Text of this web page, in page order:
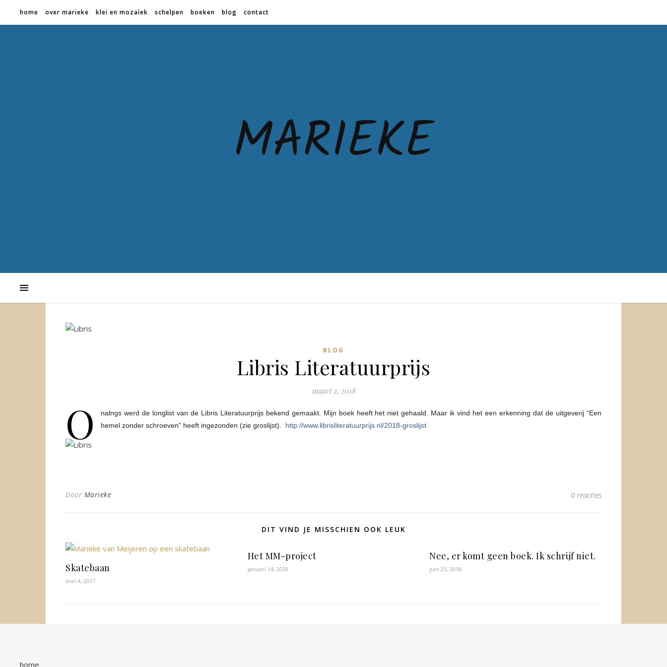
home over marieke klei en mozaïek schelpen boeken blog contact
MARIEKE
BLOG
Libris Literatuurprijs
maart 2, 2018
O
nalngs werd de longlist van de Libris Literatuurprijs bekend gemaakt. Mijn boek heeft het niet gehaald. Maar ik vind het een erkenning dat de uitgeverij “Een
hemel zonder schroeven” heeft ingezonden (zie groslijst). http://www.librisliteratuurprijs.nl/2018-groslijst
Door Marieke 0 reacties
DIT VIND JE MISSCHIEN OOK LEUK
Skatebaan
mei 4, 2017
Het MM-project
januari 14, 2020
Nee, er komt geen boek. Ik schrijf niet.
juni 25, 2018
home